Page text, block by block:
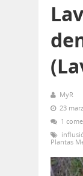
MyR
23
1
Plantas